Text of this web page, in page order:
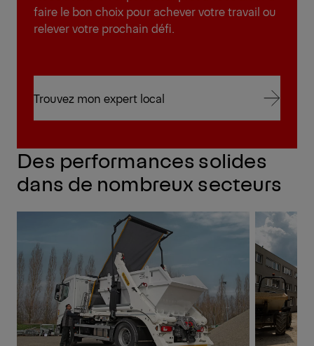
faire le bon choix pour achever votre travail ou
relever votre prochain défi.
Trouvez mon expert local
Des performances solides
dans de nombreux secteurs